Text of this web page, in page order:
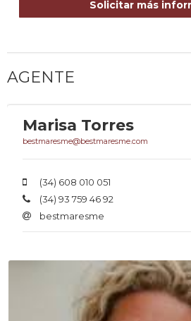
Solicitar más
AGENTE
Marisa Torres
bestmaresme@bestmaresme.com
(34) 608 010 051
(34) 93 759 46 92
bestmaresme